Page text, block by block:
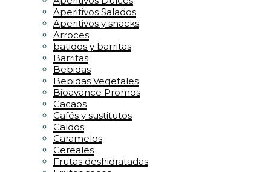
Aperitivos Salados
Aperitivos y snacks
Arroces
batidos y barritas
Barritas
Bebidas
Bebidas Vegetales
Bioavance Promos
Cacaos
Cafés y sustitutos
Caldos
Caramelos
Cereales
Frutas deshidratadas